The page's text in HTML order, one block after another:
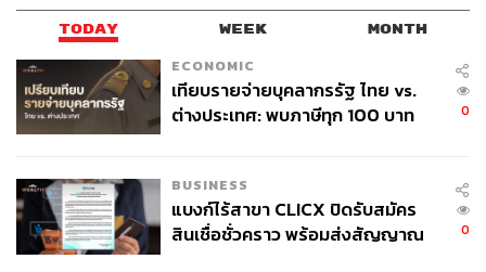
TODAY WEEK MONTH
ECONOMIC
เทียบรายจ่ายบุคลากรรัฐ ไทย vs.
ต่างประเทศ: พบภาษีทุก 100 บาท
0
BUSINESS
แบงก์ไร้สาขา CLICX ปิดรับสมัคร
สินเชื่อชั่วคราว พร้อมส่งสัญญาณ
0